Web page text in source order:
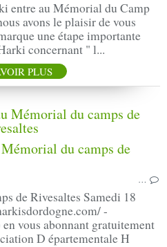
entre au Mémorial du Camp
avons le plaisir de vous
une étape importante
concernant " l...
PLUS
Mémorial du camps de
…
de Rivesaltes Samedi 18
-
vous abonnant gratuitement
D épartementale H